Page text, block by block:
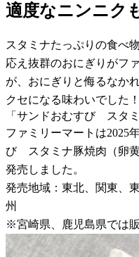
適度なニンニク
スタミナたっぷりの食べ
応え抜群のおにぎりがフ
が、おにぎりと侮るなか
クセになる味わいでした！
「サンドおむすび スタ
ファミリーマートは2025
び スタミナ豚焼肉（卵
発売しました。
発売地域：東北、関東、
州
※宮崎県、鹿児島県では